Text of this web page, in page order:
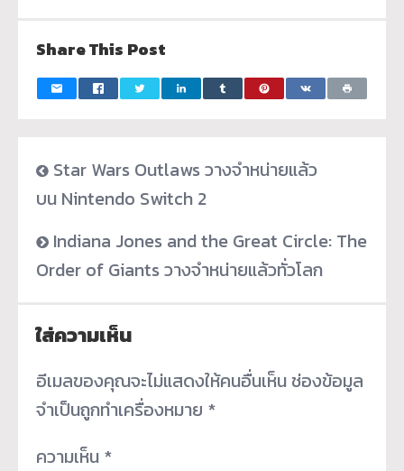
Share This Post
Star Wars Outlaws วางจำหน่ายแล้ว
บน Nintendo Switch 2
Indiana Jones and the Great Circle: The
Order of Giants วางจำหน่ายแล้วทั่วโลก
ใส่ความเห็น
อีเมลของคุณจะไม่แสดงให้คนอื่นเห็น ช่องข้อมูล
จำเป็นถูกทำเครื่องหมาย *
ความเห็น *